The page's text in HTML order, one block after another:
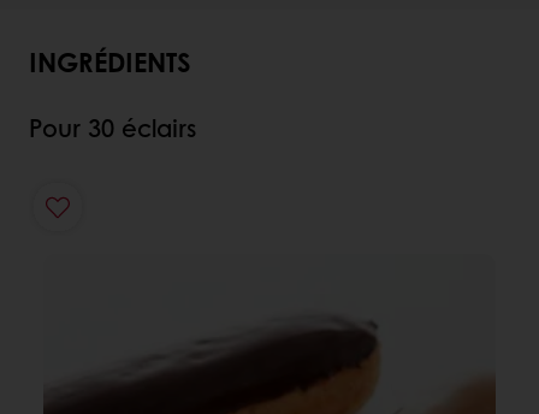
INGRÉDIENTS
Pour 30 éclairs